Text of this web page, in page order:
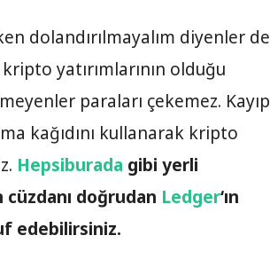
dolandırılmayalım diyenler de
yatırımlarının olduğu
paraları çekemez. Kayıp
kağıdını kullanarak kripto
Hepsiburada gibi yerli
cüzdanı doğrudan Ledger‘ın
edebilirsiniz.